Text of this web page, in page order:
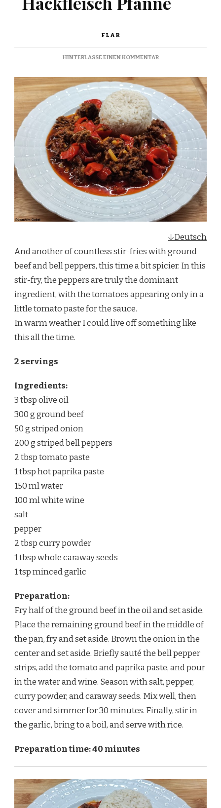
FLAR
HINTERLASSE EINEN KOMMENTARZU
MINCED
MEAT
PAN
–
PAPRIKA
HACKFLEISCH
PFANNE
↓Deutsch
And another of countless stir-fries with ground
beef and bell peppers, this time a bit spicier. In this
stir-fry, the peppers are truly the dominant
ingredient, with the tomatoes appearing only in a
little tomato paste for the sauce.
In warm weather I could live off something like
this all the time.
2 servings
Ingredients:
3 tbsp olive oil
300 g ground beef
50 g striped onion
200 g striped bell peppers
2 tbsp tomato paste
1 tbsp hot paprika paste
150 ml water
100 ml white wine
salt
pepper
2 tbsp curry powder
1 tbsp whole caraway seeds
1 tsp minced garlic
Preparation:
Fry half of the ground beef in the oil and set aside.
Place the remaining ground beef in the middle of
the pan, fry and set aside. Brown the onion in the
center and set aside. Briefly sauté the bell pepper
strips, add the tomato and paprika paste, and pour
in the water and wine. Season with salt, pepper,
curry powder, and caraway seeds. Mix well, then
cover and simmer for 30 minutes. Finally, stir in
the garlic, bring to a boil, and serve with rice.
Preparation time: 40 minutes